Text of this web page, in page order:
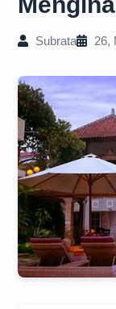
Subrata 26,